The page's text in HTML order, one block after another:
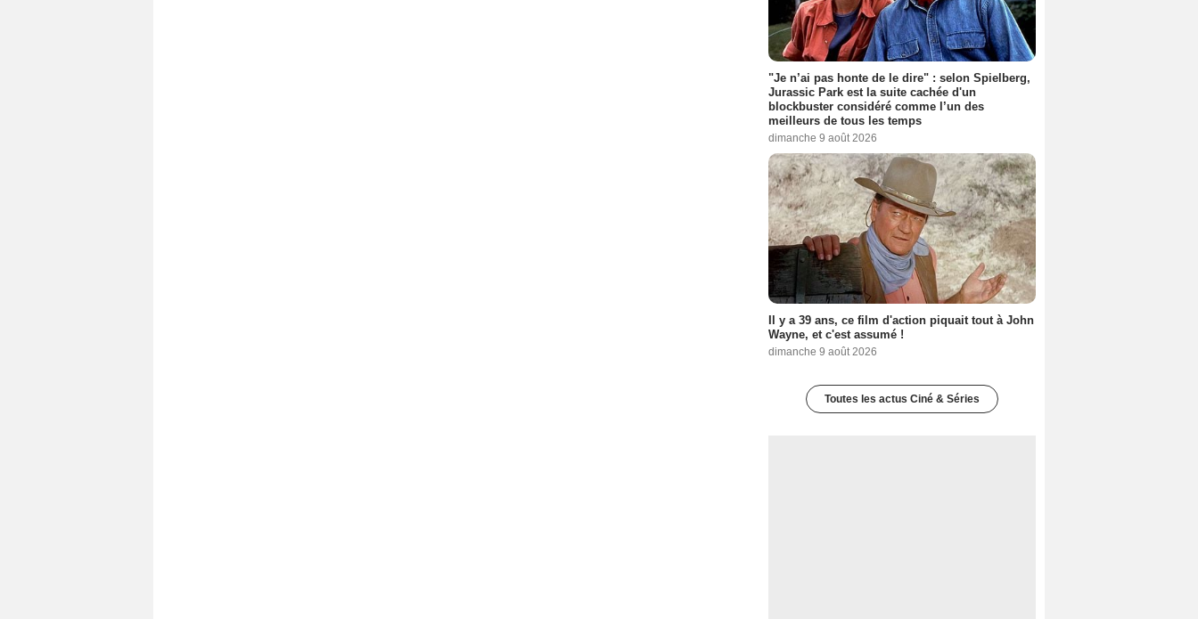
"Je n’ai pas honte de le dire" : selon Spielberg,
Jurassic Park est la suite cachée d'un
blockbuster considéré comme l’un des
meilleurs de tous les temps
dimanche 9 août 2026
Il y a 39 ans, ce film d'action piquait tout à John
Wayne, et c'est assumé !
dimanche 9 août 2026
Toutes les actus Ciné & Séries